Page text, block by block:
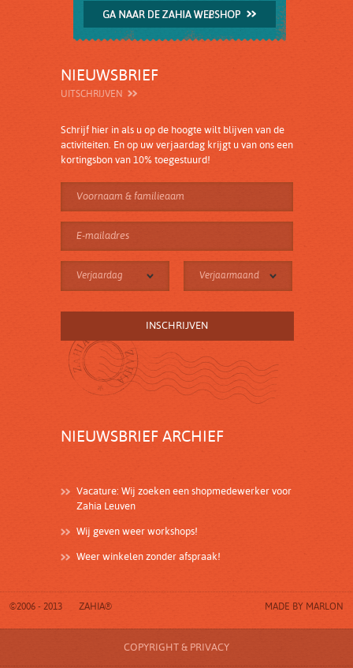
NIEUWSBRIEF
UITSCHRIJVEN
Schrijf hier in als u op de hoogte wilt blijven van de
activiteiten. En op uw verjaardag krijgt u van ons een
kortingsbon van 10% toegestuurd!
Verjaardag Verjaarmaand
NIEUWSBRIEF ARCHIEF
Vacature: Wij zoeken een shopmedewerker voor
Zahia Leuven
Wij geven weer workshops!
Weer winkelen zonder afspraak!
©2006 - 2013 ZAHIA® MADE BY MARLON
COPYRIGHT & PRIVACY